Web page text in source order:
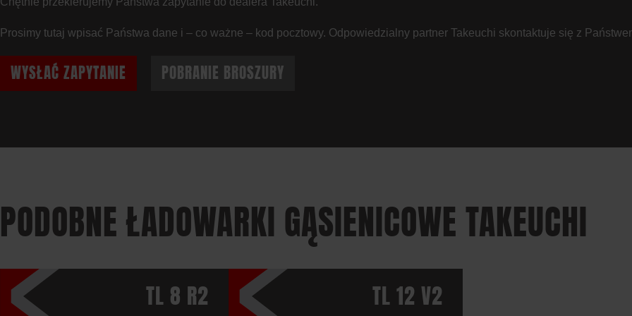
Prosimy tutaj wpisać Państwa dane i – co ważne – kod pocztowy. Odpowiedzialny partner Takeuchi skontaktuje się z
WYSŁAĆ ZAPYTANIE POBRANIE BROSZURY
PODOBNE ŁADOWARKI GĄSIENICOWE TAKEUCHI
TL 8 R2 TL 12 V2